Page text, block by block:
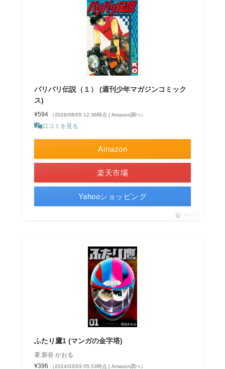
バリバリ伝説（１） (週刊少年マガジンコミック
ス)
¥594 （2026/08/05 12:36時点 | Amazon調べ）
口コミを見る
Amazon
楽天市場
Yahooショッピング
ポチップ
ふたり鷹1 (マンガの金字塔)
著:新谷 かおる
¥396
（2024/03/03 05:53時点 | Amazon調べ）